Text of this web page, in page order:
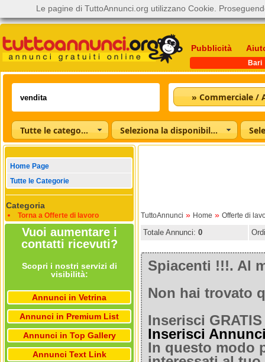
Pubblicità
Bari
» Commerciale /
Tutte le categorie Seleziona la disponibilità
Home Page
Tutte le Categorie
Categoria
Torna a Offerte di lavoro
Vuoi aumentare i
contatti ricevuti?
Scopri i nostri servizi di
visibilità:
Annunci in Vetrina
Annunci in Premium List
Annunci in Top Gallery
Annunci Text Link
TuttoAnnunci » Home » Offerte di
Totale Annunci: 0
Spiacenti !!!. Al
Non hai trovato
Inserisci
Inserisci
In questo modo
Le pagine di TuttoAnnunci.org utilizzano Cookie.